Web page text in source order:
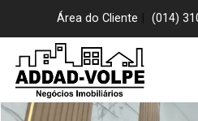
Área do Cliente (014)